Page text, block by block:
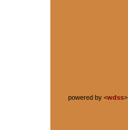
powered by <wdss>